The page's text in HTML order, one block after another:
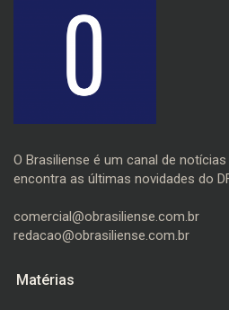
O Brasiliense é um canal de
encontra as últimas novidades do
comercial@obrasiliense.com.br
redacao@obrasiliense.com.br
Matérias